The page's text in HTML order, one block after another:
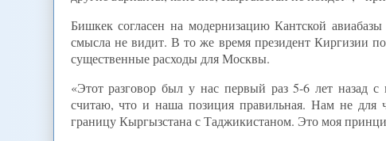
Бишкек согласен на модернизацию Кантской
смысла не видит. В то же время президент Киргизии
существенные расходы для Москвы.
«Этот разговор был у нас первый раз 5-6 лет назад
считаю, что и наша позиция правильная. Нам не для
границу Кыргызстана с Таджикистаном. Это моя